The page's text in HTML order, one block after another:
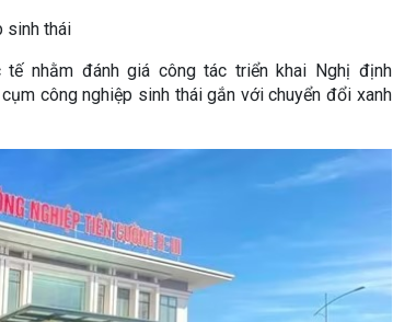
sinh thái
nhằm đánh giá công tác triển khai Nghị định
công nghiệp sinh thái gắn với chuyển đổi xanh